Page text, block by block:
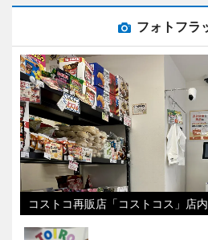
フォトフラ
コストコ再販店「コストコス」店